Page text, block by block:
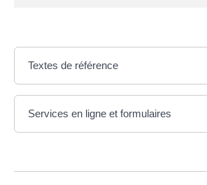
Textes de référence
Services en ligne et formulaires